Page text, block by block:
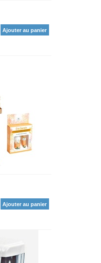
Ajouter au panier
Ajouter au panier